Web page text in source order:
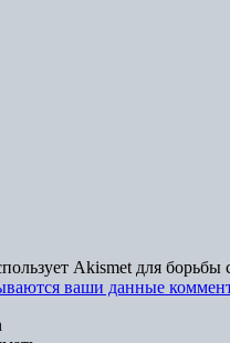
Akismet для борьбы
ваши данные